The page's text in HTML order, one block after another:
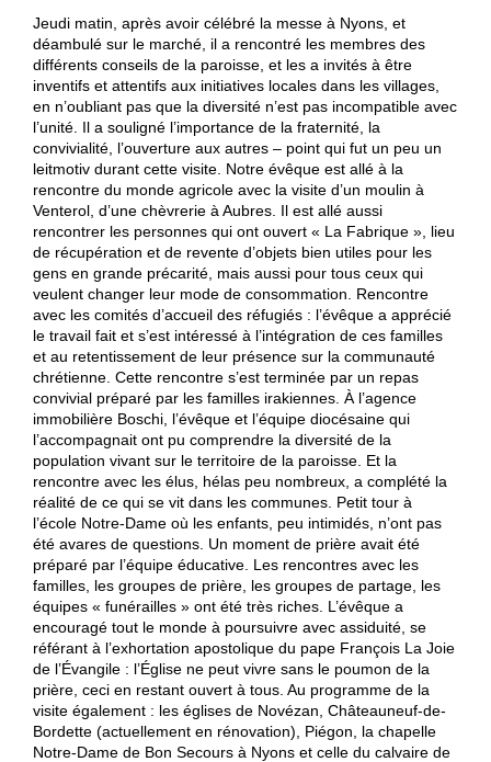
i
o
c
è
s
e
d
e
V
a
l
e
n
c
e
Jeudi matin, après avoir célébré la messe à Nyons, et
déambulé sur le marché, il a rencontré les membres des
différents conseils de la paroisse, et les a invités à être
inventifs et attentifs aux initiatives locales dans les villages,
en n’oubliant pas que la diversité n’est pas incompatible avec
l’unité. Il a souligné l’importance de la fraternité, la
convivialité, l’ouverture aux autres – point qui fut un peu un
leitmotiv durant cette visite. Notre évêque est allé à la
rencontre du monde agricole avec la visite d’un moulin à
Venterol, d’une chèvrerie à Aubres. Il est allé aussi
rencontrer les personnes qui ont ouvert « La Fabrique », lieu
de récupération et de revente d’objets bien utiles pour les
gens en grande précarité, mais aussi pour tous ceux qui
veulent changer leur mode de consommation. Rencontre
avec les comités d’accueil des réfugiés : l’évêque a apprécié
le travail fait et s’est intéressé à l’intégration de ces familles
et au retentissement de leur présence sur la communauté
chrétienne. Cette rencontre s’est terminée par un repas
convivial préparé par les familles irakiennes. À l’agence
immobilière Boschi, l’évêque et l’équipe diocésaine qui
l’accompagnait ont pu comprendre la diversité de la
population vivant sur le territoire de la paroisse. Et la
rencontre avec les élus, hélas peu nombreux, a complété la
réalité de ce qui se vit dans les communes. Petit tour à
l’école Notre-Dame où les enfants, peu intimidés, n’ont pas
été avares de questions. Un moment de prière avait été
préparé par l’équipe éducative. Les rencontres avec les
familles, les groupes de prière, les groupes de partage, les
équipes « funérailles » ont été très riches. L’évêque a
encouragé tout le monde à poursuivre avec assiduité, se
référant à l’exhortation apostolique du pape François La Joie
de l’Évangile : l’Église ne peut vivre sans le poumon de la
prière, ceci en restant ouvert à tous. Au programme de la
visite également : les églises de Novézan, Châteauneuf-de-
Bordette (actuellement en rénovation), Piégon, la chapelle
Notre-Dame de Bon Secours à Nyons et celle du calvaire de